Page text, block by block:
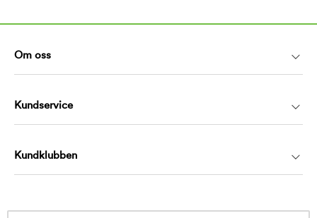
Om oss
Kundservice
Kundklubben